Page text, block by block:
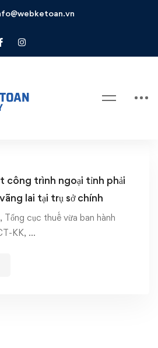
phải nộp thuế GTGT vãng lai
tỉnh phải nộp
công trình ngoại tỉnh phải
lai tại trụ sở chính
cục thuế vừa ban hành
KK, …